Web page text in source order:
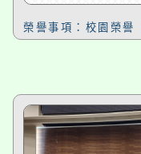
榮譽事項：校園榮譽